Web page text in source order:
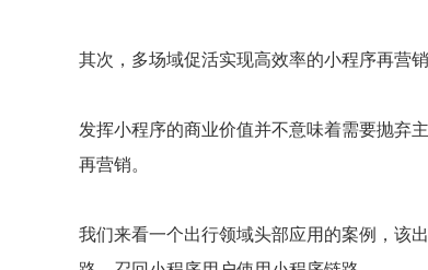
其次，多场域促活实现高效率的小程序再营销
发挥小程序的商业价值并不意味着需要抛弃
再营销。
我们来看一个出行领域头部应用的案例，该